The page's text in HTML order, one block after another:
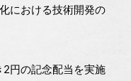
における技術開発の
円の記念配当を実施